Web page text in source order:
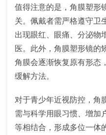
值得注意的是，角膜塑形
关。佩戴者需严格遵守卫
出现眼红、眼痛、分泌物
医。此外，角膜塑形镜的
角膜会逐渐恢复原有形态
缓解方法。
对于青少年近视防控，角
需与科学用眼习惯、增加
等相结合，形成多位一体